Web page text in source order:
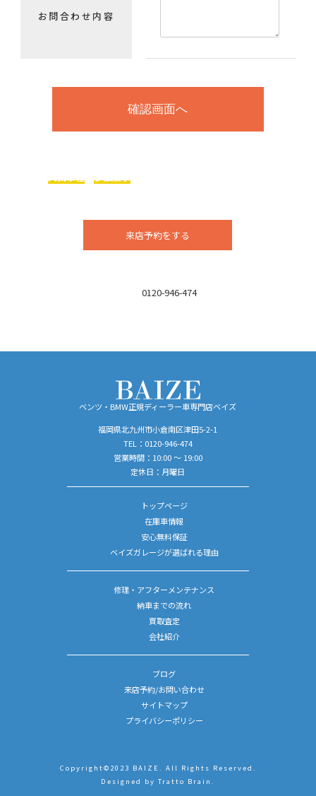
お問合わせ内容
人気車種を 多数展示まずはお気軽にご来店ください！
来店予約をする
TEL：0120-946-474
ベンツ・BMW正規ディーラー車専門店ベイズ
福岡県北九州市小倉南区津田5-2-1
TEL： 0120-946-474
営業時間：10:00 ～ 19:00
定休日：月曜日
トップページ
在庫車情報
安心無料保証
ベイズガレージが選ばれる理由
修理・アフターメンテナンス
納車までの流れ
買取査定
会社紹介
ブログ
来店予約/お問い合わせ
サイトマップ
プライバシーポリシー
Copyright©2023 BAIZE. All Rights Reserved.
Designed by Tratto Brain